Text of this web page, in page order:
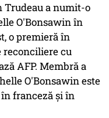
a numit-o
O'Bonsawin în
o premieră în
reconciliere cu
AFP. Membră a
O'Bonsawin este
franceză şi în